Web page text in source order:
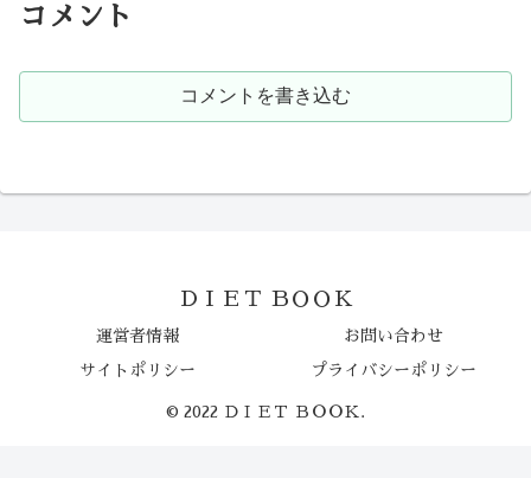
コメント
コメントを書き込む
ＤＩＥＴ ＢＯＯＫ
運営者情報 お問い合わせ
サイトポリシー プライバシーポリシー
© 2022 ＤＩＥＴ ＢＯＯＫ.